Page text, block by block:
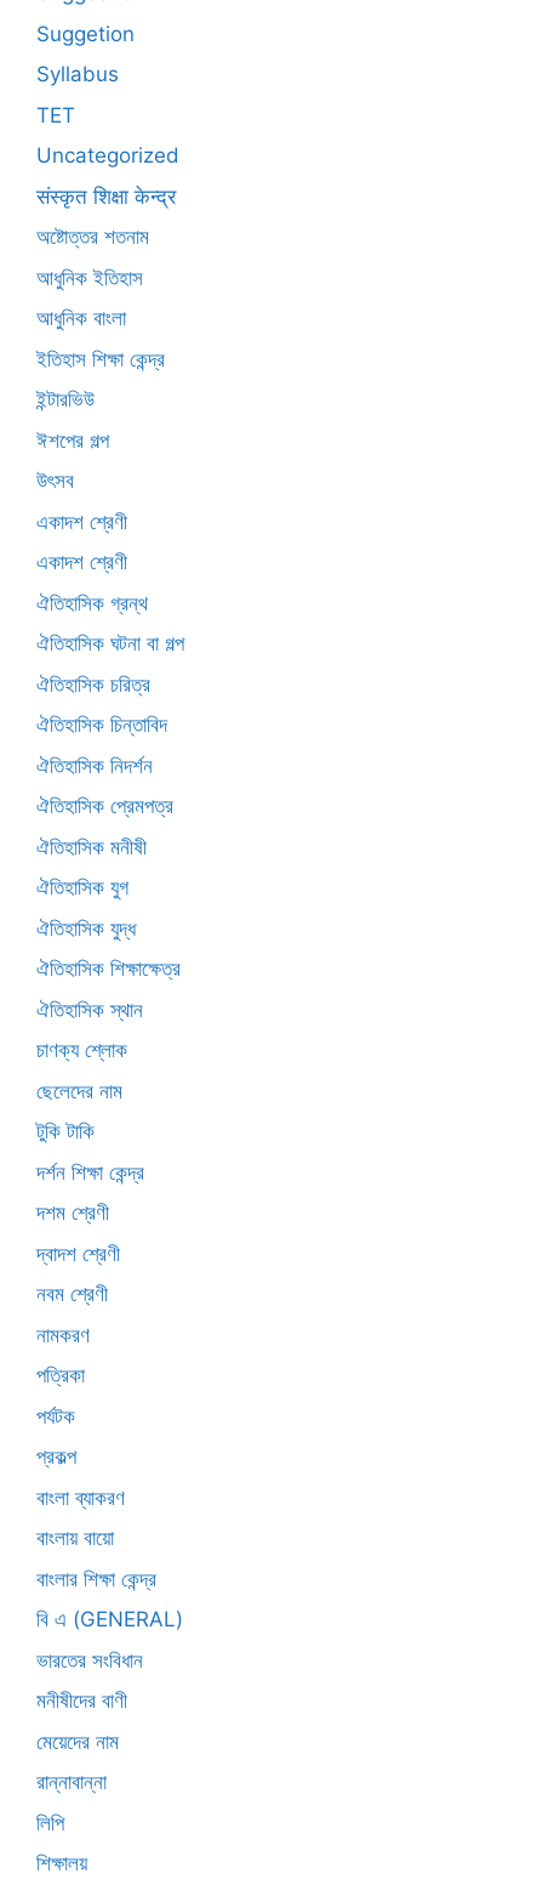
Suggetion
Syllabus
TET
Uncategorized
संस्कृत शिक्षा केन्द्र
অষ্টোত্তর শতনাম
আধুনিক ইতিহাস
আধুনিক বাংলা
ইতিহাস শিক্ষা কেন্দ্র
ইন্টারভিউ
ঈশপের গল্প
উৎসব
একাদশ শ্রেণী
একাদশ শ্রেণী
ঐতিহাসিক গ্রন্থ
ঐতিহাসিক ঘটনা বা গল্প
ঐতিহাসিক চরিত্র
ঐতিহাসিক চিন্তাবিদ
ঐতিহাসিক নিদর্শন
ঐতিহাসিক প্রেমপত্র
ঐতিহাসিক মনীষী
ঐতিহাসিক যুগ
ঐতিহাসিক যুদ্ধ
ঐতিহাসিক শিক্ষাক্ষেত্র
ঐতিহাসিক স্থান
চাণক্য শ্লোক
ছেলেদের নাম
টুকি টাকি
দর্শন শিক্ষা কেন্দ্র
দশম শ্রেণী
দ্বাদশ শ্রেণী
নবম শ্রেণী
নামকরণ
পত্রিকা
পর্যটক
প্রকল্প
বাংলা ব্যাকরণ
বাংলায় বায়ো
বাংলার শিক্ষা কেন্দ্র
বি এ (GENERAL)
ভারতের সংবিধান
মনীষীদের বাণী
মেয়েদের নাম
রান্নাবান্না
লিপি
শিক্ষালয়